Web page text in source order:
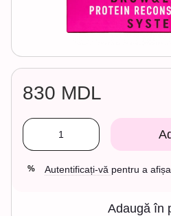
830 MDL
% Autentificați-vă pentru a
Adaugă în